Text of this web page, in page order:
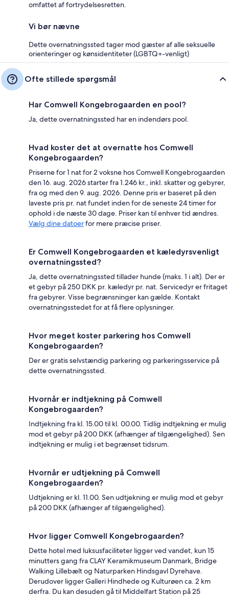
omfattet af fortrydelsesretten.
Vi bør nævne
Dette overnatningssted tager mod gæster af alle seksuelle
orienteringer og kønsidentiteter (LGBTQ+-venligt)
Ofte stillede spørgsmål
Har Comwell Kongebrogaarden en pool?
Ja, dette overnatningssted har en indendørs pool.
Hvad koster det at overnatte hos Comwell
Kongebrogaarden?
Priserne for 1 nat for 2 voksne hos Comwell Kongebrogaarden
den 16. aug. 2026 starter fra 1.246 kr., inkl. skatter og gebyrer,
fra og med den 9. aug. 2026. Denne pris er baseret på den
laveste pris pr. nat fundet inden for de seneste 24 timer for
ophold i de næste 30 dage. Priser kan til enhver tid ændres.
Vælg dine datoerfor mere præcise priser.
Er Comwell Kongebrogaarden et kæledyrsvenligt
overnatningssted?
Ja, dette overnatningssted tillader hunde (maks. 1 i alt). Der er
et gebyr på 250 DKK pr. kæledyr pr. nat. Servicedyr er fritaget
fra gebyrer. Visse begrænsninger kan gælde. Kontakt
overnatningsstedet for at få flere oplysninger.
Hvor meget koster parkering hos Comwell
Kongebrogaarden?
Der er gratis selvstændig parkering og parkeringsservice på
dette overnatningssted.
Hvornår er indtjekning på Comwell
Kongebrogaarden?
Indtjekning fra kl. 15.00 til kl. 00.00. Tidlig indtjekning er mulig
mod et gebyr på 200 DKK (afhænger af tilgængelighed). Sen
indtjekning er mulig i et begrænset tidsrum.
Hvornår er udtjekning på Comwell
Kongebrogaarden?
Udtjekning er kl. 11.00. Sen udtjekning er mulig mod et gebyr
på 200 DKK (afhænger af tilgængelighed).
Hvor ligger Comwell Kongebrogaarden?
Dette hotel med luksusfaciliteter ligger ved vandet, kun 15
minutters gang fra CLAY Keramikmuseum Danmark, Bridge
Walking Lillebælt og Naturparken Hindsgavl Dyrehave.
Derudover ligger Galleri Hindhede og Kulturøen ca. 2 km
derfra. Du kan desuden gå til Middelfart Station på 25